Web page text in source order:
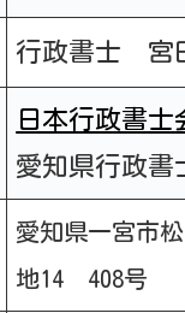
行政書士 宮
日本行政書士
愛知県行政書
愛知県一宮市
地14 408号